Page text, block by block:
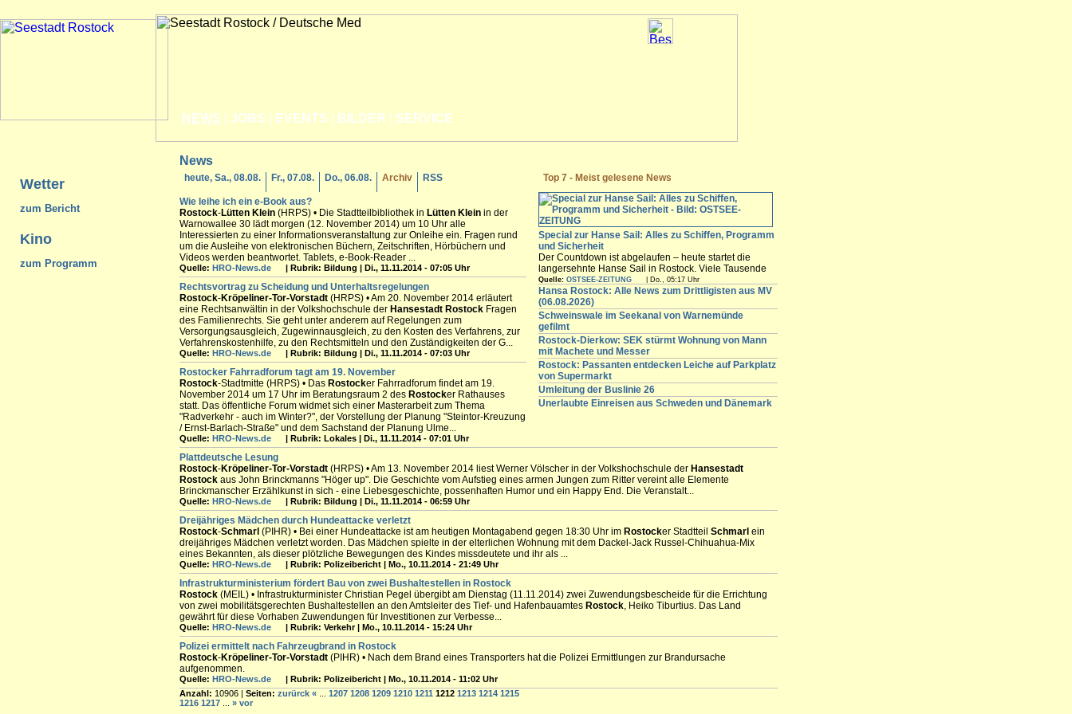
NEWS JOBS EVENTS BILDER SERVICE
Wetter
zum Bericht
Kino
zum Programm
News
Top 7 - Meist gelesene News
Special zur Hanse Sail: Alles zu Schiffen, Programm
und Sicherheit
Der Countdown ist abgelaufen – heute startet die
langersehnte Hanse Sail in Rostock. Viele Tausende
Besucher werden in den nächsten Tagen erwartet und
freuen sich auf die maritimen Angebote in der
Innenstadt,...
Quelle: OSTSEE-ZEITUNG | Do., 05:17 Uhr
Hansa Rostock: Alle News zum Drittligisten aus MV
(06.08.2026)
Schweinswale im Seekanal von Warnemünde
gefilmt
Rostock-Dierkow: SEK stürmt Wohnung von Mann
mit Machete und Messer
Rostock: Passanten entdecken Leiche auf Parkplatz
von Supermarkt
Umleitung der Buslinie 26
Unerlaubte Einreisen aus Schweden und Dänemark
heute, Sa., 08.08. Fr., 07.08. Do., 06.08. Archiv RSS
Wie leihe ich ein e-Book aus?
Rostock-Lütten Klein (HRPS) • Die Stadtteilbibliothek in Lütten Klein in der
Warnowallee 30 lädt morgen (12. November 2014) um 10 Uhr alle
Interessierten zu einer Informationsveranstaltung zur Onleihe ein. Fragen rund
um die Ausleihe von elektronischen Büchern, Zeitschriften, Hörbüchern und
Videos werden beantwortet. Tablets, e-Book-Reader ...
Quelle: HRO-News.de | Rubrik: Bildung | Di., 11.11.2014 - 07:05 Uhr
Rechtsvortrag zu Scheidung und Unterhaltsregelungen
Rostock-Kröpeliner-Tor-Vorstadt (HRPS) • Am 20. November 2014 erläutert
eine Rechtsanwältin in der Volkshochschule der Hansestadt Rostock Fragen
des Familienrechts. Sie geht unter anderem auf Regelungen zum
Versorgungsausgleich, Zugewinnausgleich, zu den Kosten des Verfahrens, zur
Verfahrenskostenhilfe, zu den Rechtsmitteln und den Zuständigkeiten der G...
Quelle: HRO-News.de | Rubrik: Bildung | Di., 11.11.2014 - 07:03 Uhr
Rostocker Fahrradforum tagt am 19. November
Rostock-Stadtmitte (HRPS) • Das Rostocker Fahrradforum findet am 19.
November 2014 um 17 Uhr im Beratungsraum 2 des Rostocker Rathauses
statt. Das öffentliche Forum widmet sich einer Masterarbeit zum Thema
"Radverkehr - auch im Winter?", der Vorstellung der Planung "Steintor-Kreuzung
/ Ernst-Barlach-Straße" und dem Sachstand der Planung Ulme...
Quelle: HRO-News.de | Rubrik: Lokales | Di., 11.11.2014 - 07:01 Uhr
Plattdeutsche Lesung
Rostock-Kröpeliner-Tor-Vorstadt (HRPS) • Am 13. November 2014 liest Werner Völscher in der Volkshochschule der Hansestadt
Rostock aus John Brinckmanns "Höger up". Die Geschichte vom Aufstieg eines armen Jungen zum Ritter vereint alle Elemente
Brinckmanscher Erzählkunst in sich - eine Liebesgeschichte, possenhaften Humor und ein Happy End. Die Veranstalt...
Quelle: HRO-News.de | Rubrik: Bildung | Di., 11.11.2014 - 06:59 Uhr
Dreijähriges Mädchen durch Hundeattacke verletzt
Rostock-Schmarl (PIHR) • Bei einer Hundeattacke ist am heutigen Montagabend gegen 18:30 Uhr im Rostocker Stadtteil Schmarl ein
dreijähriges Mädchen verletzt worden. Das Mädchen spielte in der elterlichen Wohnung mit dem Dackel-Jack Russel-Chihuahua-Mix
eines Bekannten, als dieser plötzliche Bewegungen des Kindes missdeutete und ihr als ...
Quelle: HRO-News.de | Rubrik: Polizeibericht | Mo., 10.11.2014 - 21:49 Uhr
Infrastrukturministerium fördert Bau von zwei Bushaltestellen in Rostock
Rostock (MEIL) • Infrastrukturminister Christian Pegel übergibt am Dienstag (11.11.2014) zwei Zuwendungsbescheide für die Errichtung
von zwei mobilitätsgerechten Bushaltestellen an den Amtsleiter des Tief- und Hafenbauamtes Rostock, Heiko Tiburtius. Das Land
gewährt für diese Vorhaben Zuwendungen für Investitionen zur Verbesse...
Quelle: HRO-News.de | Rubrik: Verkehr | Mo., 10.11.2014 - 15:24 Uhr
Polizei ermittelt nach Fahrzeugbrand in Rostock
Rostock-Kröpeliner-Tor-Vorstadt (PIHR) • Nach dem Brand eines Transporters hat die Polizei Ermittlungen zur Brandursache
aufgenommen.
Quelle: HRO-News.de
| Rubrik: Polizeibericht | Mo., 10.11.2014 - 11:02 Uhr
Anzahl: 10906 | Seiten: zurürck « 1207 1208 1209 1210 1211 1212 1213 1214 1215
1216 1217 » vor